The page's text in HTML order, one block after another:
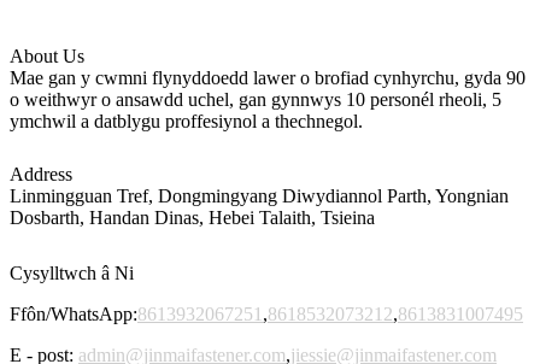
About Us
Mae gan y cwmni flynyddoedd lawer o brofiad cynhyrchu, gyda 90
o weithwyr o ansawdd uchel, gan gynnwys 10 personél rheoli, 5
ymchwil a datblygu proffesiynol a thechnegol.
Address
Linmingguan Tref, Dongmingyang Diwydiannol Parth, Yongnian
Dosbarth, Handan Dinas, Hebei Talaith, Tsieina
Cysylltwch â Ni
Ffôn/WhatsApp:8613932067251,8618532073212,8613831007495
E - post: admin@jinmaifastener.com,jiessie@jinmaifastener.com